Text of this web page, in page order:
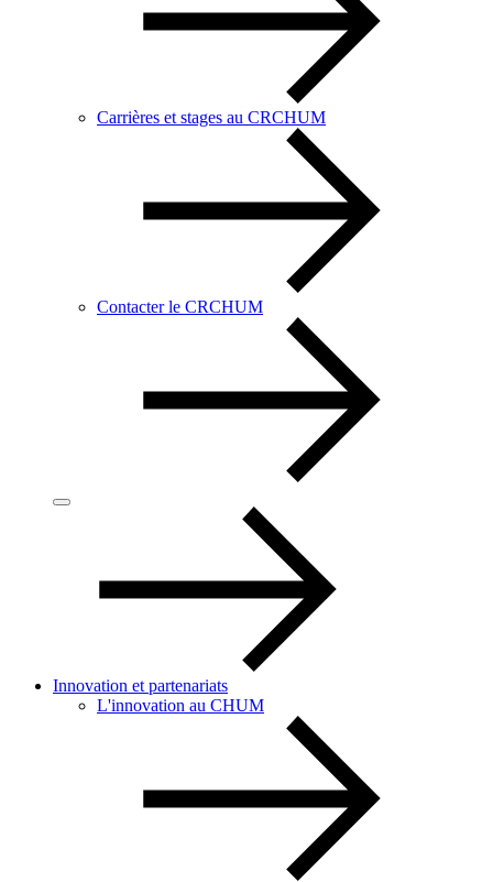
Carrières et stages au CRCHUM
Contacter le CRCHUM
Innovation et partenariats
L'innovation au CHUM